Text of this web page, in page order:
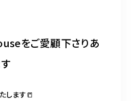
をご愛顧下さりあ
します📒
却専門サイト
0326